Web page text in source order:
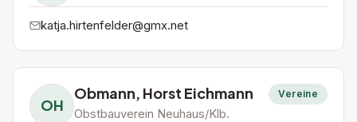
katja.hirtenfelder@gmx.net
OH
Obmann, Horst Eichmann
Obstbauverein Neuhaus/Klb.
Vereine